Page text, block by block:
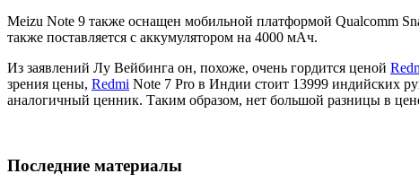
Meizu Note 9 также оснащен мобильной платформой Qualcomm
также поставляется с аккумулятором на 4000 мАч.
Из заявлений Лу Вейбинга он, похоже, очень гордится ценой
зрения цены, Redmi Note 7 Pro в Индии стоит 13999 индийских
аналогичный ценник. Таким образом, нет большой разницы в
Последние материалы